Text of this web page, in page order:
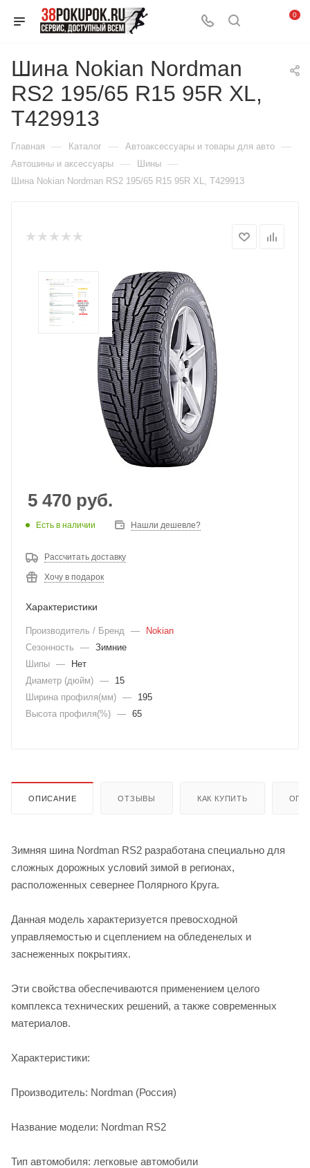
0
Шина Nokian Nordman
RS2 195/65 R15 95R XL,
T429913
Главная — Каталог — Автоаксессуары и товары для авто —
Автошины и аксессуары — Шины —
Шина Nokian Nordman RS2 195/65 R15 95R XL, T429913
5 470 руб.
Есть в наличии Нашли дешевле?
Рассчитать доставку
Хочу в подарок
Характеристики
Производитель / Бренд —
Nokian
Сезонность
— Зимние
Шипы —
Нет
Диаметр (дюйм) —
15
Ширина профиля(мм) —
195
Высота профиля(%) — 65
ОПИСАНИЕ ОТЗЫВЫ КАК КУПИТЬ
Зимняя шина Nordman RS2 разработана специально для
сложных дорожных условий зимой в регионах,
расположенных севернее Полярного Круга.
Данная модель характеризуется превосходной
управляемостью и сцеплением на обледенелых и
заснеженных покрытиях.
Эти свойства обеспечиваются применением целого
комплекса технических решений, а также современных
материалов.
Характеристики:
Производитель: Nordman (Россия)
Название модели: Nordman RS2
Тип автомобиля: легковые автомобили